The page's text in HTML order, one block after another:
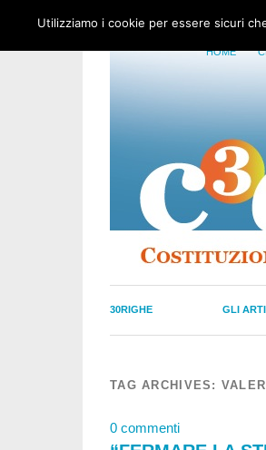
HOME
30RIGHE GLI
TAG ARCHIVES:
0 commenti
Utilizziamo i cookie per essere sicuri